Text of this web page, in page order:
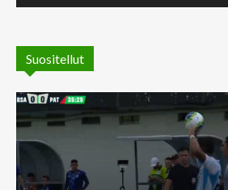
Suositellut